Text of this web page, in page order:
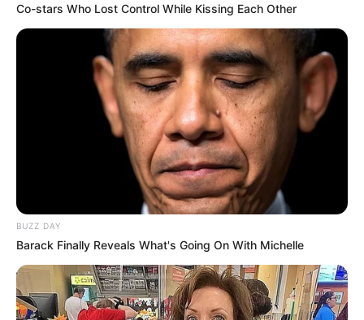
Co-stars Who Lost Control While Kissing Each Other
BUZZ DAY
Barack Finally Reveals What's Going On With Michelle